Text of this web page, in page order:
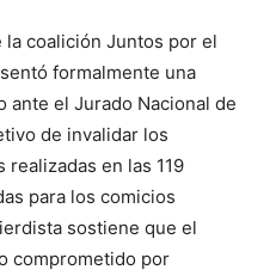
coalición Juntos por el
formalmente una
ante el Jurado Nacional de
de invalidar los
en las 119
para los comicios
sostiene que el
comprometido por